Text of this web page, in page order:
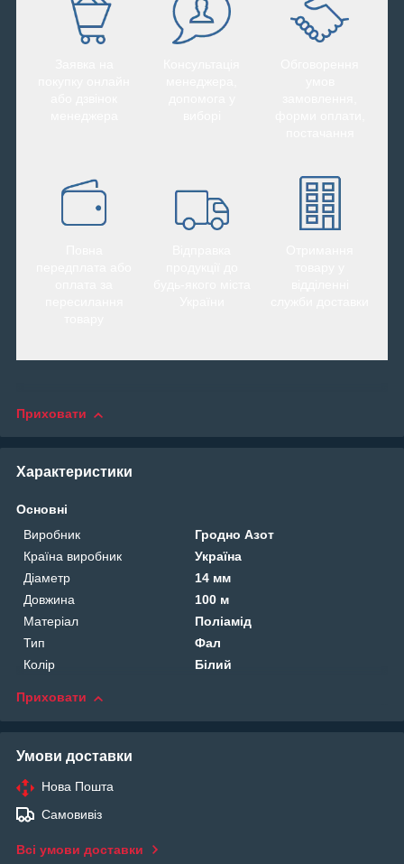
Приховати
Характеристики
Основні
Виробник
Гродно Азот
Країна виробник
Україна
Діаметр
14 мм
Довжина
100 м
Матеріал
Поліамід
Тип
Фал
Колір
Білий
Приховати
Умови доставки
Нова Пошта
Самовивіз
Всі умови доставки